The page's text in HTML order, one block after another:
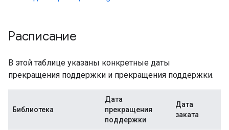
Расписание
В этой таблице указаны конкретные даты
прекращения поддержки и прекращения поддержки.
Библиотека
Дата
прекращения
поддержки
Дата
заката